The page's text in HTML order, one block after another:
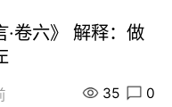
卷六》 解释：做
35 0